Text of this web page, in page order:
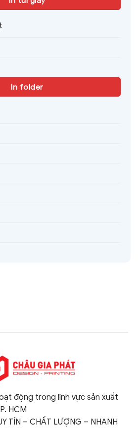
In folder
động trong lĩnh vực sản xuất
HCM
TÍN – CHẤT LƯỢNG – NHANH